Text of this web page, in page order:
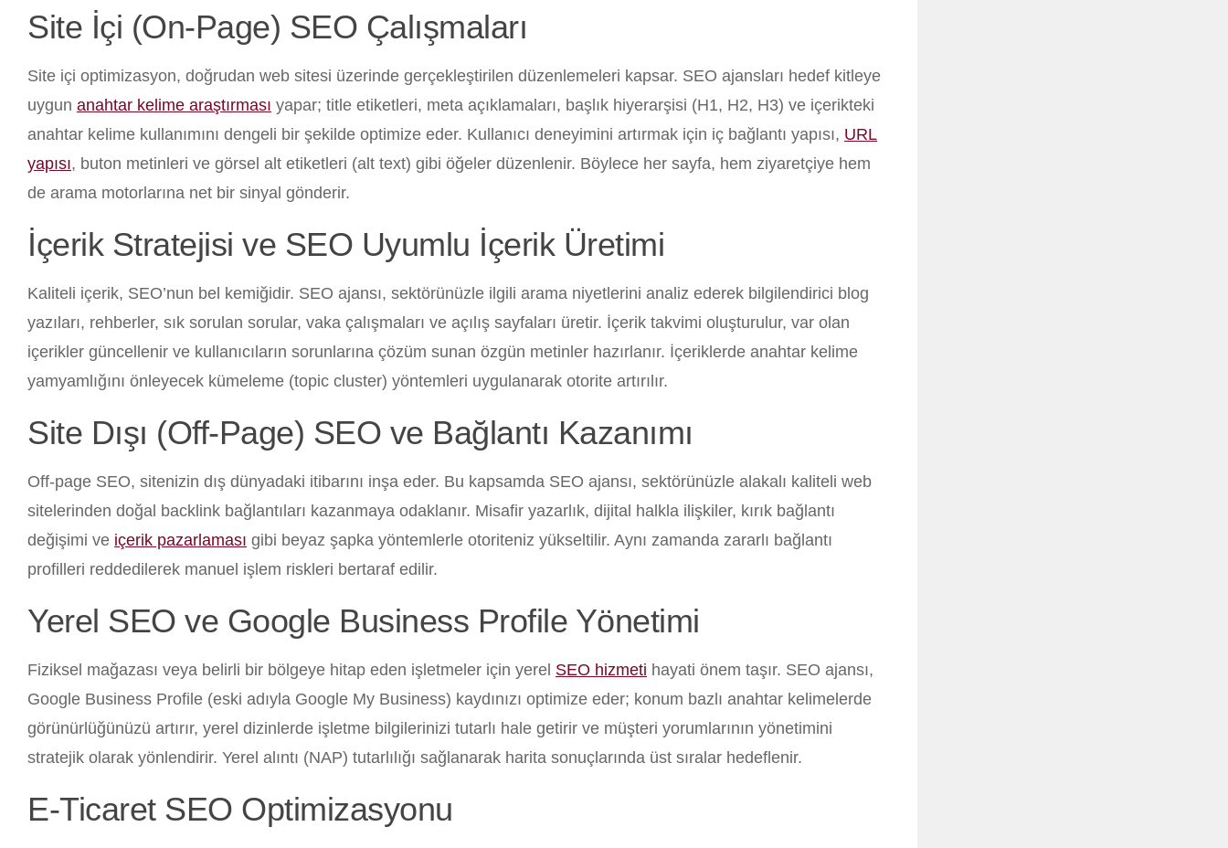
Site İçi (On-Page) SEO Çalışmaları
Site içi optimizasyon, doğrudan web sitesi üzerinde gerçekleştirilen düzenlemeleri kapsar. SEO ajansları hedef kitleye
uygun anahtar kelime araştırması yapar; title etiketleri, meta açıklamaları, başlık hiyerarşisi (H1, H2, H3) ve içerikteki
anahtar kelime kullanımını dengeli bir şekilde optimize eder. Kullanıcı deneyimini artırmak için iç bağlantı yapısı, URL
yapısı, buton metinleri ve görsel alt etiketleri (alt text) gibi öğeler düzenlenir. Böylece her sayfa, hem ziyaretçiye hem
de arama motorlarına net bir sinyal gönderir.
İçerik Stratejisi ve SEO Uyumlu İçerik Üretimi
Kaliteli içerik, SEO’nun bel kemiğidir. SEO ajansı, sektörünüzle ilgili arama niyetlerini analiz ederek bilgilendirici blog
yazıları, rehberler, sık sorulan sorular, vaka çalışmaları ve açılış sayfaları üretir. İçerik takvimi oluşturulur, var olan
içerikler güncellenir ve kullanıcıların sorunlarına çözüm sunan özgün metinler hazırlanır. İçeriklerde anahtar kelime
yamyamlığını önleyecek kümeleme (topic cluster) yöntemleri uygulanarak otorite artırılır.
Site Dışı (Off-Page) SEO ve Bağlantı Kazanımı
Off-page SEO, sitenizin dış dünyadaki itibarını inşa eder. Bu kapsamda SEO ajansı, sektörünüzle alakalı kaliteli web
sitelerinden doğal backlink bağlantıları kazanmaya odaklanır. Misafir yazarlık, dijital halkla ilişkiler, kırık bağlantı
değişimi ve içerik pazarlaması gibi beyaz şapka yöntemlerle otoriteniz yükseltilir. Aynı zamanda zararlı bağlantı
profilleri reddedilerek manuel işlem riskleri bertaraf edilir.
Yerel SEO ve Google Business Profile Yönetimi
Fiziksel mağazası veya belirli bir bölgeye hitap eden işletmeler için yerel SEO hizmeti hayati önem taşır. SEO ajansı,
Google Business Profile (eski adıyla Google My Business) kaydınızı optimize eder; konum bazlı anahtar kelimelerde
görünürlüğünüzü artırır, yerel dizinlerde işletme bilgilerinizi tutarlı hale getirir ve müşteri yorumlarının yönetimini
stratejik olarak yönlendirir. Yerel alıntı (NAP) tutarlılığı sağlanarak harita sonuçlarında üst sıralar hedeflenir.
E-Ticaret SEO Optimizasyonu